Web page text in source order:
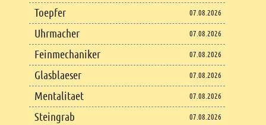
Toepfer 07.08.2026
Uhrmacher 07.08.2026
Feinmechaniker 07.08.2026
Glasblaeser 07.08.2026
Mentalitaet 07.08.2026
Steingrab 07.08.2026